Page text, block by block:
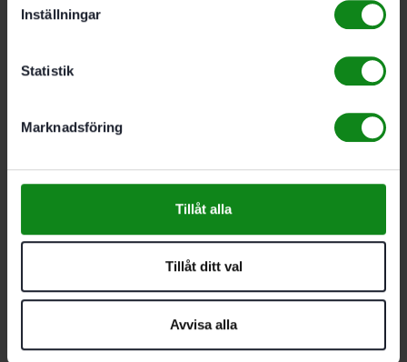
Inställningar
Statistik
Marknadsföring
Tillåt alla
Tillåt ditt val
Avvisa alla
Festool Polermedel MPA 11010 WH 0.5L
479kr